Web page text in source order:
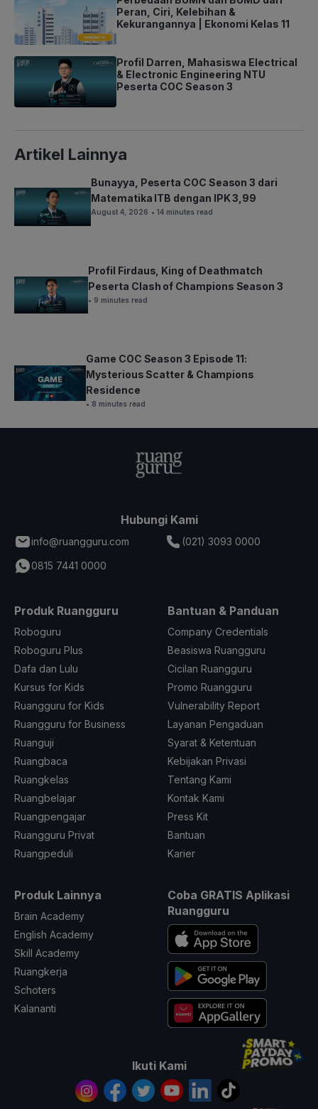
Peran, Ciri, Kelebihan &
Kekurangannya | Ekonomi Kelas 11
Profil Darren, Mahasiswa Electrical
& Electronic Engineering NTU
Peserta COC Season 3
Artikel Lainnya
Bunayya, Peserta COC Season 3 dari
Matematika ITB dengan IPK 3,99
August 4, 2026 • 14 minutes read
Profil Firdaus, King of Deathmatch
Peserta Clash of Champions Season 3
• 9 minutes read
Game COC Season 3 Episode 11:
Mysterious Scatter & Champions
Residence
• 8 minutes read
Hubungi Kami
info@ruangguru.com
(021) 3093 0000
0815 7441 0000
Produk Ruangguru
Roboguru
Roboguru Plus
Dafa dan Lulu
Kursus for Kids
Ruangguru for Kids
Ruangguru for Business
Ruanguji
Ruangbaca
Ruangkelas
Ruangbelajar
Ruangpengajar
Ruangguru Privat
Ruangpeduli
Bantuan & Panduan
Company Credentials
Beasiswa Ruangguru
Cicilan Ruangguru
Promo Ruangguru
Vulnerability Report
Layanan Pengaduan
Syarat & Ketentuan
Kebijakan Privasi
Tentang Kami
Kontak Kami
Press Kit
Bantuan
Karier
Produk Lainnya
Brain Academy
English Academy
Skill Academy
Ruangkerja
Schoters
Kalananti
Coba GRATIS Aplikasi
Ruangguru
Ikuti Kami